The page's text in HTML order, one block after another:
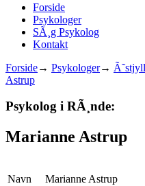
Forside
Psykologer
SÃ¸g Psykolog
Kontakt
Forside→ Psykologer→
Astrup
Psykolog i RÃ¸nde:
Marianne Astrup
Navn Marianne Astrup